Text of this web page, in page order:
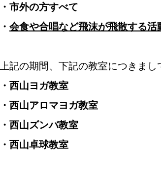
・市外の方すべて
・ 会食や合唱など飛沫が飛散する活
上記の期間、下記の教室につきま
・西山ヨガ教室
・西山アロマヨガ教室
・西山ズンバ教室
・西山卓球教室